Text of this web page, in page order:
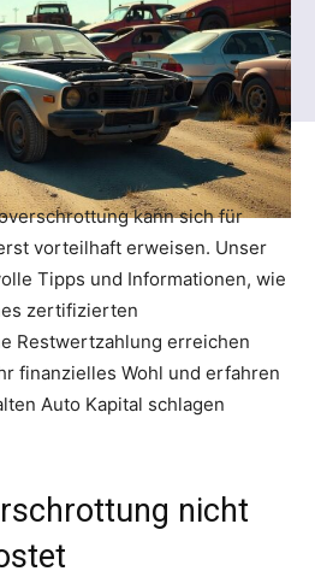
kann sich für
vorteilhaft erweisen. Unser
Tipps und Informationen, wie
zertifizierten
Restwertzahlung erreichen
finanzielles Wohl und erfahren
Auto Kapital schlagen
nicht